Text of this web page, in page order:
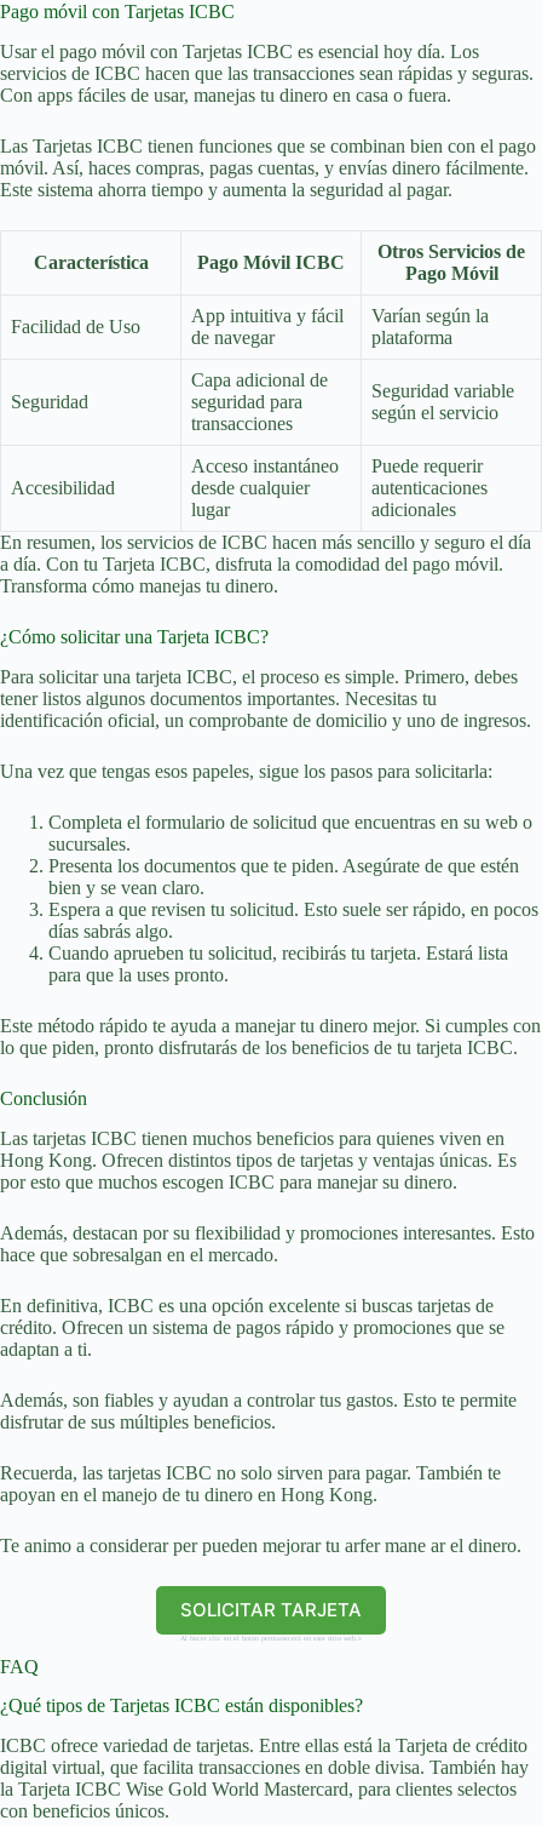
Pago móvil con Tarjetas ICBC
Usar el pago móvil con Tarjetas ICBC es esencial hoy día. Los
servicios de ICBC hacen que las transacciones sean rápidas y seguras.
Con apps fáciles de usar, manejas tu dinero en casa o fuera.
Las Tarjetas ICBC tienen funciones que se combinan bien con el pago
móvil. Así, haces compras, pagas cuentas, y envías dinero fácilmente.
Este sistema ahorra tiempo y aumenta la seguridad al pagar.
Característica Pago Móvil ICBC
Otros Servicios de
Pago Móvil
Facilidad de Uso
App intuitiva y fácil
de navegar
Varían según la
plataforma
Seguridad
Capa adicional de
seguridad para
transacciones
Seguridad variable
según el servicio
Accesibilidad
Acceso instantáneo
desde cualquier
lugar
Puede requerir
autenticaciones
adicionales
En resumen, los servicios de ICBC hacen más sencillo y seguro el día
a día. Con tu Tarjeta ICBC, disfruta la comodidad del pago móvil.
Transforma cómo manejas tu dinero.
¿Cómo solicitar una Tarjeta ICBC?
Para solicitar una tarjeta ICBC, el proceso es simple. Primero, debes
tener listos algunos documentos importantes. Necesitas tu
identificación oficial, un comprobante de domicilio y uno de ingresos.
Una vez que tengas esos papeles, sigue los pasos para solicitarla:
Completa el formulario de solicitud que encuentras en su web o
sucursales.
Presenta los documentos que te piden. Asegúrate de que estén
bien y se vean claro.
Espera a que revisen tu solicitud. Esto suele ser rápido, en pocos
días sabrás algo.
Cuando aprueben tu solicitud, recibirás tu tarjeta. Estará lista
para que la uses pronto.
Este método rápido te ayuda a manejar tu dinero mejor. Si cumples con
lo que piden, pronto disfrutarás de los beneficios de tu tarjeta ICBC.
Conclusión
Las tarjetas ICBC tienen muchos beneficios para quienes viven en
Hong Kong. Ofrecen distintos tipos de tarjetas y ventajas únicas. Es
por esto que muchos escogen ICBC para manejar su dinero.
Además, destacan por su flexibilidad y promociones interesantes. Esto
hace que sobresalgan en el mercado.
En definitiva, ICBC es una opción excelente si buscas tarjetas de
crédito. Ofrecen un sistema de pagos rápido y promociones que se
adaptan a ti.
Además, son fiables y ayudan a controlar tus gastos. Esto te permite
disfrutar de sus múltiples beneficios.
Recuerda, las tarjetas ICBC no solo sirven para pagar. También te
apoyan en el manejo de tu dinero en Hong Kong.
Te animo a considerar per pueden mejorar tu arfer mane ar el dinero.
SOLICITAR TARJETA
Al hacer clic en el botón permanecerá en este sitio web.v
FAQ
¿Qué tipos de Tarjetas ICBC están disponibles?
ICBC ofrece variedad de tarjetas. Entre ellas está la Tarjeta de crédito
digital virtual, que facilita transacciones en doble divisa. También hay
la Tarjeta ICBC Wise Gold World Mastercard, para clientes selectos
con beneficios únicos.